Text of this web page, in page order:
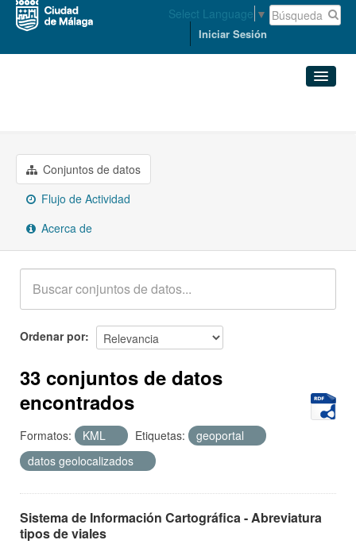
Select Language ▼
Iniciar Sesión
Organizaciones
Grupos
Acerca de
Conjuntos de datos
Flujo de Actividad
Acerca de
Ordenar por
33 conjuntos de datos
encontrados
Formatos: KML Etiquetas:
geoportal
datos geolocalizados
Sistema de Información Cartográfica - Abreviatura
tipos de viales